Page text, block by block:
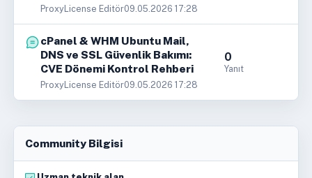
ProxyLicense Editör09.05.2026 17:28
cPanel & WHM Ubuntu Mail,
DNS ve SSL Güvenlik Bakımı:
CVE Dönemi Kontrol Rehberi
ProxyLicense Editör09.05.2026 17:28
0
Yanıt
Community Bilgisi